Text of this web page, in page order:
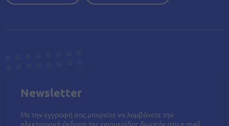
Newsletter
Με την εγγραφή σας μπορείτε να λαμβάνετε την
ηλεκτρονική έκδοση της εφημερίδας δωρεάν στο e-mail